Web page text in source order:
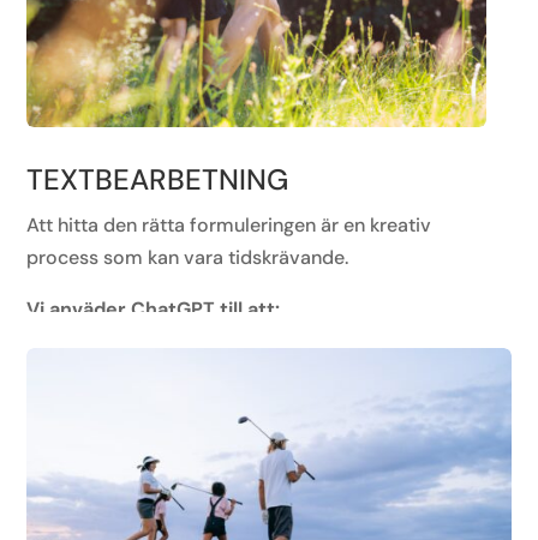
TEXTBEARBETNING
Att hitta den rätta formuleringen är en kreativ
process som kan vara tidskrävande.
Vi anväder ChatGPT till att:
Låt verktyget göra grovjobbet så kan du lägga tiden
på de viktiga detaljerna som lyfter budskapet.